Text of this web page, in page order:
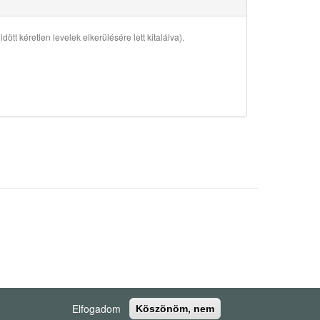
kéretlen levelek elkerülésére lett kitalálva).
Elfogadom Köszönöm, nem